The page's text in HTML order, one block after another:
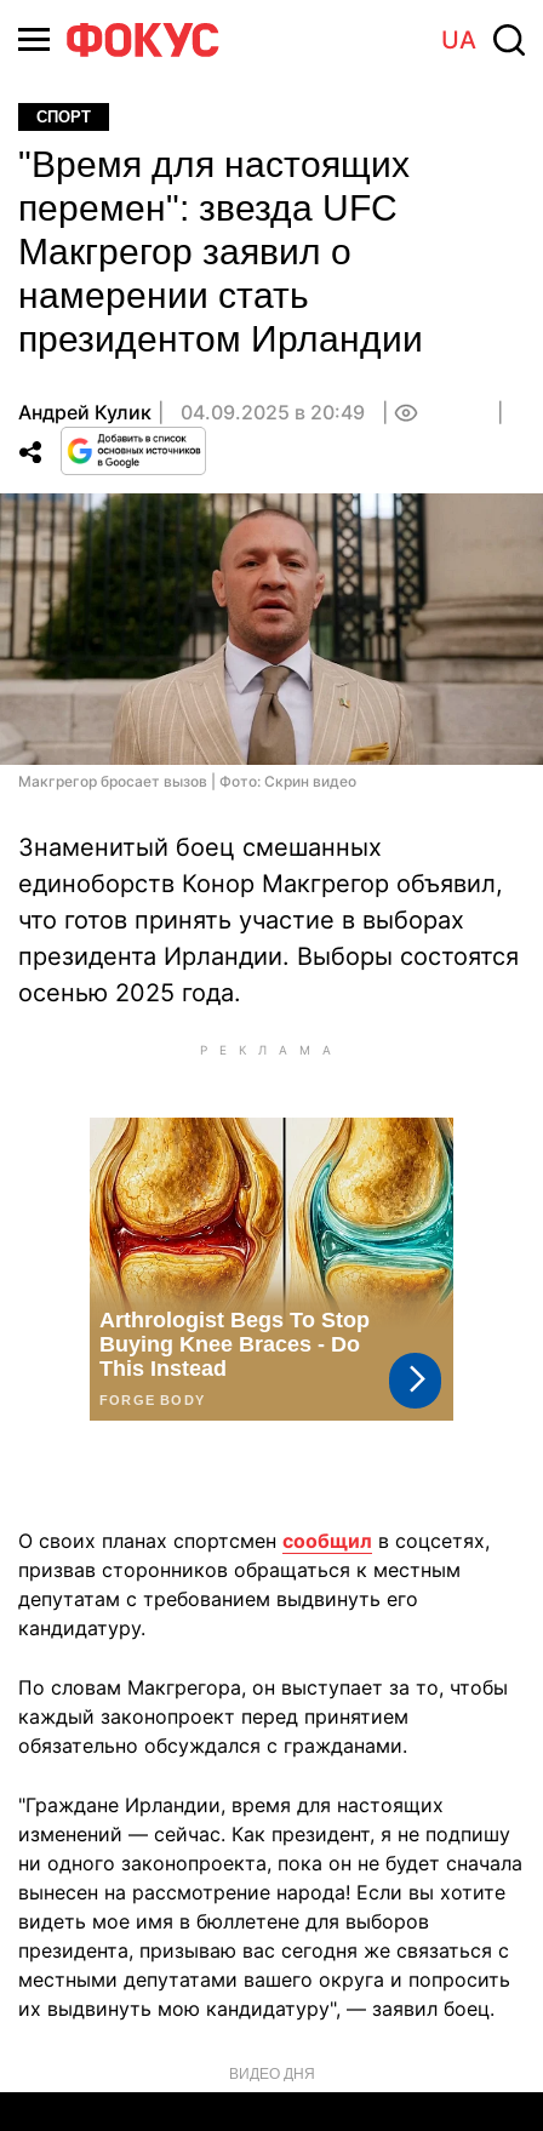
UA
СПОРТ
"Время для настоящих
перемен": звезда UFC
Макгрегор заявил о
намерении стать
президентом Ирландии
Андрей Кулик 04.09.2025 в 20:49
Макгрегор бросает вызов | Фото: Скрин видео
Знаменитый боец смешанных
единоборств Конор Макгрегор объявил,
что готов принять участие в выборах
президента Ирландии. Выборы состоятся
осенью 2025 года.
О своих планах спортсмен сообщил в соцсетях,
призвав сторонников обращаться к местным
депутатам с требованием выдвинуть его
кандидатуру.
По словам Макгрегора, он выступает за то, чтобы
каждый законопроект перед принятием
обязательно обсуждался с гражданами.
"Граждане Ирландии, время для настоящих
изменений — сейчас. Как президент, я не подпишу
ни одного законопроекта, пока он не будет сначала
вынесен на рассмотрение народа! Если вы хотите
видеть мое имя в бюллетене для выборов
президента, призываю вас сегодня же связаться с
местными депутатами вашего округа и попросить
их выдвинуть мою кандидатуру", — заявил боец.
ВИДЕО ДНЯ